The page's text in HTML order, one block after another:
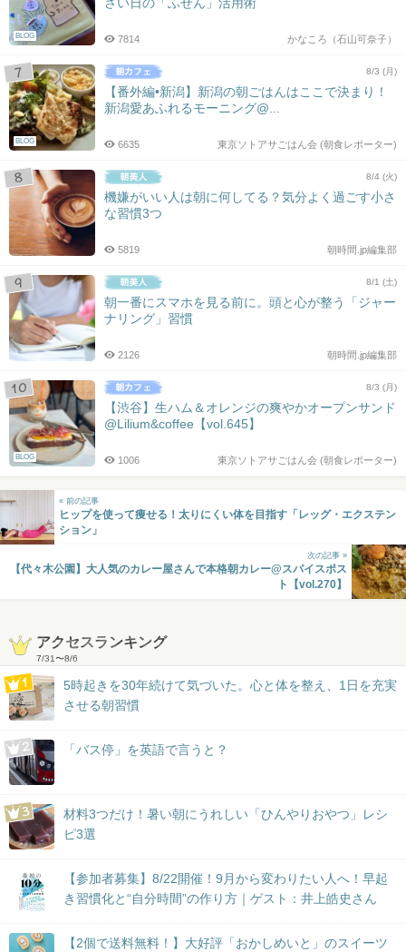
BLOG
さい日の「ふせん」活用術
かなころ（石山可奈子）
7814
BLOG
8/3 (月)
【番外編•新潟】新潟の朝ごはんはここで決まり！
新潟愛あふれるモーニング@...
東京ソトアサごはん会 (朝食レポーター)
6635
8/4 (火)
機嫌がいい人は朝に何してる？気分よく過ごす小さ
な習慣3つ
朝時間.jp編集部
5819
8/1 (土)
朝一番にスマホを見る前に。頭と心が整う「ジャー
ナリング」習慣
朝時間.jp編集部
2126
BLOG
8/3 (月)
【渋谷】生ハム＆オレンジの爽やかオープンサンド
@Lilium&coffee【vol.645】
東京ソトアサごはん会 (朝食レポーター)
1006
« 前の記事
ヒップを使って痩せる！太りにくい体を目指す「レッグ・エクステン
ション」
次の記事 »
【代々木公園】大人気のカレー屋さんで本格朝カレー@スパイスポス
ト【vol.270】
アクセスランキング
7/31〜8/6
5時起きを30年続けて気づいた。心と体を整え、1日を充実
させる朝習慣
「バス停」を英語で言うと？
材料3つだけ！暑い朝にうれしい「ひんやりおやつ」レシ
ピ3選
【参加者募集】8/22開催！9月から変わりたい人へ！早起
き習慣化と“自分時間”の作り方｜ゲスト：井上皓史さん
【2個で送料無料！】大好評「おかしめいと」のスイーツ